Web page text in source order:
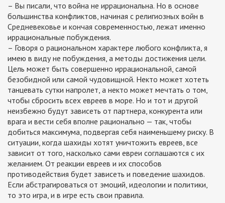
– Вы писали, что война не иррациональна. Но в основе
большинства конфликтов, начиная с религиозных войн в
Средневековье и кончая современностью, лежат именно
иррациональные побуждения.
– Говоря о рациональном характере любого конфликта, я
имею в виду не побуждения, а методы достижения цели.
Цель может быть совершенно иррациональной, самой
безобидной или самой чудовищной. Некто может хотеть
танцевать сутки напролет, а некто может мечтать о том,
чтобы сбросить всех евреев в море. Но и тот и другой
неизбежно будут зависеть от партнера, конкурента или
врага и вести себя вполне рационально — так, чтобы
добиться максимума, подвергая себя наименьшему риску. В
ситуации, когда шахиды хотят уничтожить евреев, все
зависит от того, насколько сами евреи соглашаются с их
желанием. От реакции евреев и их способов
противодействия будет зависеть и поведение шахидов.
Если абстрагироваться от эмоций, идеологии и политики,
то это игра, и в игре есть свои правила.